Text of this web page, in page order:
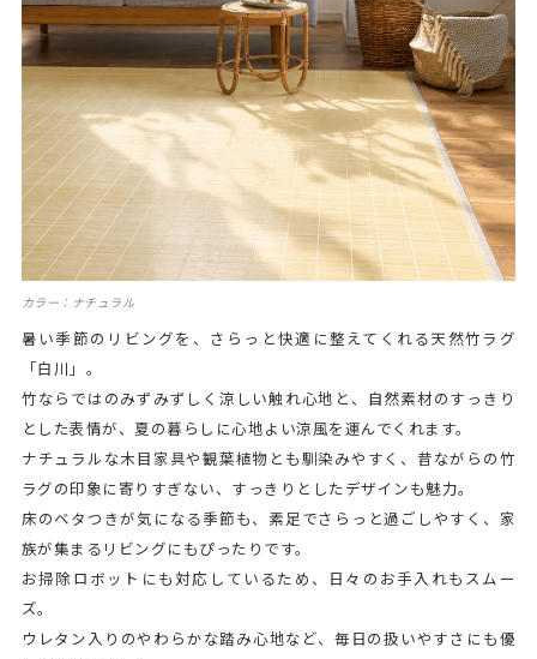
カラー：ナチュラル
暑い季節のリビングを、さらっと快適に整えてくれる天然竹ラグ
「白川」。
竹ならではのみずみずしく涼しい触れ心地と、自然素材のすっきり
とした表情が、夏の暮らしに心地よい涼風を運んでくれます。
ナチュラルな木目家具や観葉植物とも馴染みやすく、昔ながらの竹
ラグの印象に寄りすぎない、すっきりとしたデザインも魅力。
床のベタつきが気になる季節も、素足でさらっと過ごしやすく、家
族が集まるリビングにもぴったりです。
お掃除ロボットにも対応しているため、日々のお手入れもスムー
ズ。
ウレタン入りのやわらかな踏み心地など、毎日の扱いやすさにも優